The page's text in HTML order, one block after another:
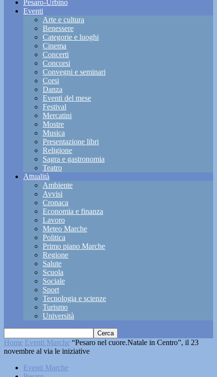
Pesaro-Urbino
Eventi
Arte e cultura
Benessere
Categorie e luoghi
Cinema
Concerti
Concorsi
Convegni e seminari
Corsi
Danza
Eventi del mese
Festival
Mercatini
Mostre
Musica
Presentazione libri
Religione
Sagra e gastronomia
Teatro
Attualità
Ambiente
Avvisi
Cronaca
Economia e finanza
Lavoro
Meteo Marche
Politica
Primo piano Marche
Regione
Salute
Scuola
Sociale
Sport
Tecnologia e scienze
Turismo
Università
Home Eventi Marche “Pesaro nel cuore.Natale in Centro”, il 23
novembre al via le iniziative
Eventi Marche